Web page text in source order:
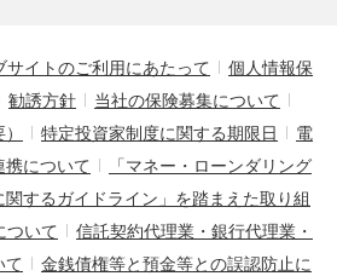
サイトのご利用にあたって
個人情報保
勧誘方針
当社の保険募集について
特定投資家制度に関する期限日
電
について
「マネー・ローンダリング
するガイドライン」を踏まえた取り組
ついて
信託契約代理業・銀行代理業・
て
金銭債権等と預金等との誤認防止に